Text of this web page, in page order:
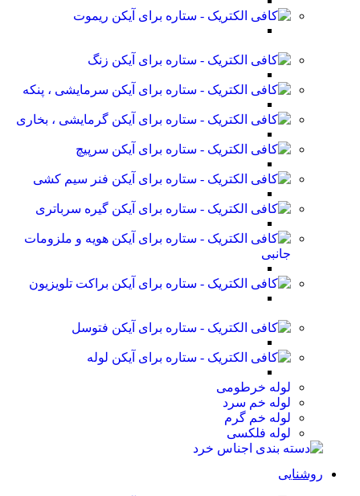
ریموت
زنگ
سرمایشی ، پنکه
گرمایشی ، بخاری
سرپیچ
فنر سیم کشی
گیره سرباتری
هویه و ملزومات
جانبی
براکت تلویزیون
فتوسل
لوله
لوله خرطومی
لوله خم سرد
لوله خم گرم
لوله فلکسی
روشنایی